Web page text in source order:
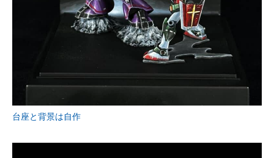
台座と背景は自作